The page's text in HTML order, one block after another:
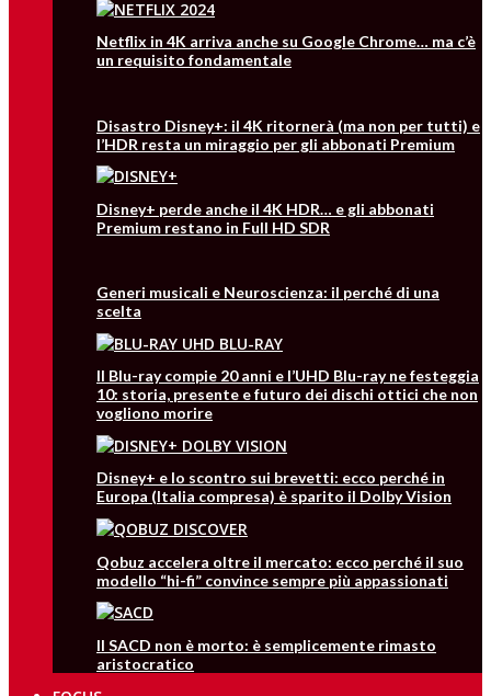
Netflix in 4K arriva anche su Google Chrome… ma c’è
un requisito fondamentale
Disastro Disney+: il 4K ritornerà (ma non per tutti) e
l’HDR resta un miraggio per gli abbonati Premium
Disney+ perde anche il 4K HDR… e gli abbonati
Premium restano in Full HD SDR
Generi musicali e Neuroscienza: il perché di una
scelta
Il Blu-ray compie 20 anni e l’UHD Blu-ray ne festeggia
10: storia, presente e futuro dei dischi ottici che non
vogliono morire
Disney+ e lo scontro sui brevetti: ecco perché in
Europa (Italia compresa) è sparito il Dolby Vision
Qobuz accelera oltre il mercato: ecco perché il suo
modello “hi-fi” convince sempre più appassionati
Il SACD non è morto: è semplicemente rimasto
aristocratico